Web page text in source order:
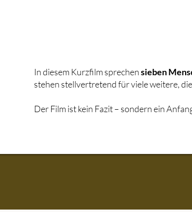
In diesem Kurzfilm sprechensieben
stehen stellvertretend für viele weitere,
Der Film ist kein Fazit – sondern ein